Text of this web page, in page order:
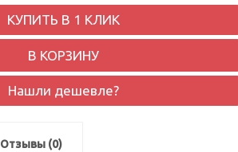
КУПИТЬ В 1 КЛИК
В КОРЗИНУ
Нашли дешевле?
Отзывы (0)